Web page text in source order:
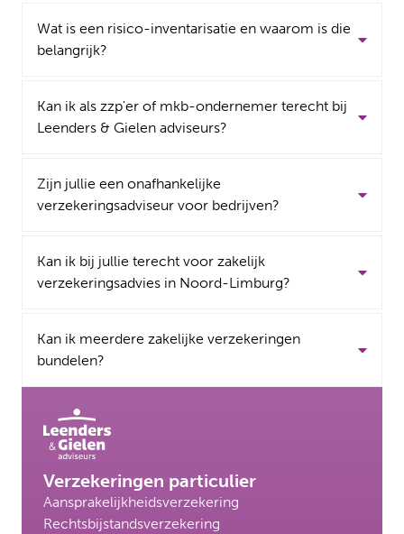
Wat is een risico-inventarisatie en waarom is die
belangrijk?
Kan ik als zzp'er of mkb-ondernemer terecht bij
Leenders & Gielen adviseurs?
Zijn jullie een onafhankelijke
verzekeringsadviseur voor bedrijven?
Kan ik bij jullie terecht voor zakelijk
verzekeringsadvies in Noord-Limburg?
Kan ik meerdere zakelijke verzekeringen
bundelen?
Verzekeringen particulier
Aansprakelijkheidsverzekering
Rechtsbijstandsverzekering